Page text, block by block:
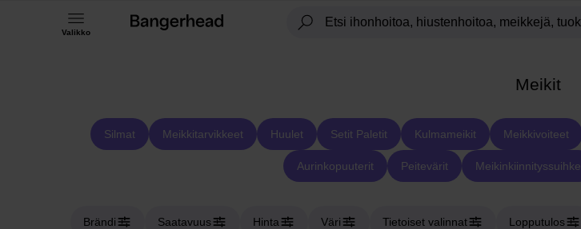
Valikko
Meikit
Silmat Meikkitarvikkeet Huulet Setit Paletit Kulmameikit Meikkivoiteet
Aurinkopuuterit Peitevärit Meikinkiinnityssuihke
Brändi Saatavuus Hinta Väri Tietoiset valinnat Lopputulos